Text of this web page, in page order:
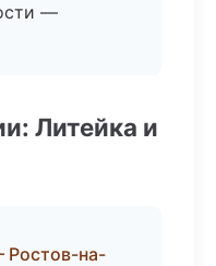
—
Литейка и
Ростов-на-